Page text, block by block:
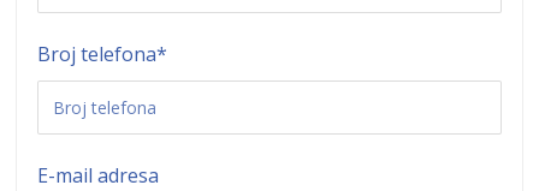
Broj telefona*
E-mail adresa